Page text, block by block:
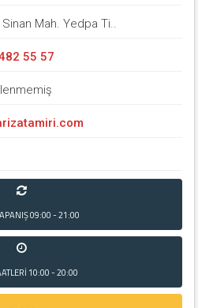
Mah. Yedpa Ti..
55 57
09:00 - 21:00
10:00 - 20:00